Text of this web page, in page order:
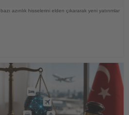
azınlık hisselerini elden çıkararak yeni yatırımlar